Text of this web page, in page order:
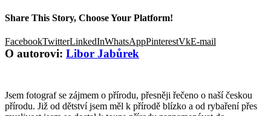
Share This Story, Choose Your Platform!
FacebookTwitterLinkedInWhatsAppPinterestVkE-mail
O autorovi: Libor Jabůrek
Jsem fotograf se zájmem o přírodu, přesněji řečeno o naší českou
přírodu. Již od dětství jsem měl k přírodě blízko a od rybaření přes